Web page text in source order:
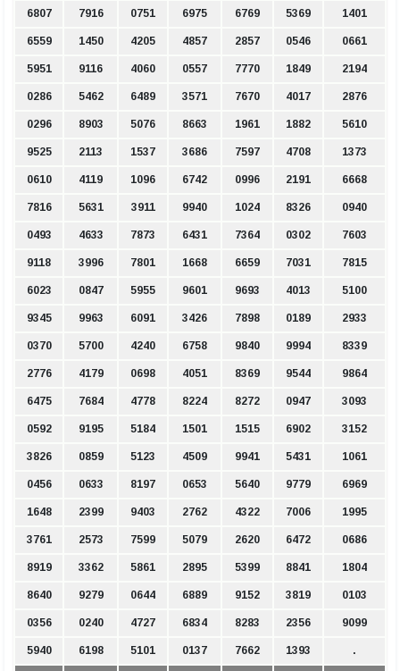
6807 7916 0751 6975 6769 5369 1401
6559 1450 4205 4857 2857 0546 0661
5951 9116 4060 0557 7770 1849 2194
0286 5462 6489 3571 7670 4017 2876
0296 8903 5076 8663 1961 1882 5610
9525 2113 1537 3686 7597 4708 1373
0610 4119 1096 6742 0996 2191 6668
7816 5631 3911 9940 1024 8326 0940
0493 4633 7873 6431 7364 0302 7603
9118 3996 7801 1668 6659 7031 7815
6023 0847 5955 9601 9693 4013 5100
9345 9963 6091 3426 7898 0189 2933
0370 5700 4240 6758 9840 9994 8339
2776 4179 0698 4051 8369 9544 9864
6475 7684 4778 8224 8272 0947 3093
0592 9195 5184 1501 1515 6902 3152
3826 0859 5123 4509 9941 5431 1061
0456 0633 8197 0653 5640 9779 6969
1648 2399 9403 2762 4322 7006 1995
3761 2573 7599 5079 2620 6472 0686
8919 3362 5861 2895 5399 8841 1804
8640 9279 0644 6889 9152 3819 0103
0356 0240 4727 6834 8283 2356 9099
5940 6198 5101 0137 7662 1393 .